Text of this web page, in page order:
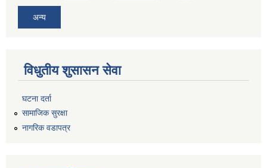
अन्य
विधुतीय शुसासन सेवा
घटना दर्ता
सामाजिक सुरक्षा
नागरिक वडापत्र